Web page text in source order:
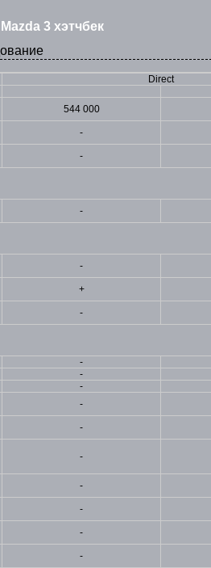
3 хэтчбек
Direct
544 000
-
-
-
-
+
-
-
-
-
-
-
-
-
-
-
-